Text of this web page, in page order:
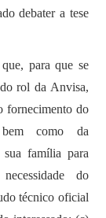
debater a tese
para que se
rol da Anvisa,
fornecimento do
bem como da
família para
do
técnico oficial